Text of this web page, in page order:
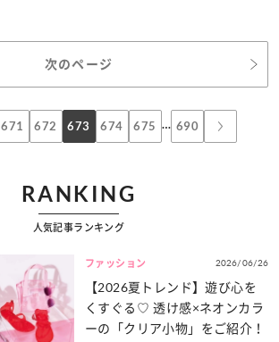
次のページ
671 672 673 674 675 … 690
RANKING
人気記事ランキング
ファッション 2026/06/26
【2026夏トレンド】遊び心を
くすぐる♡ 透け感×ネオンカラ
ーの「クリア小物」をご紹介！